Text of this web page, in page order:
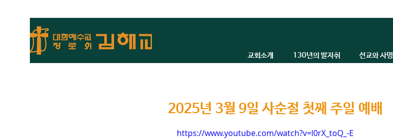
교회소개 130년의 발자취 선교와 사명
2025년 3월 9일 사순절 첫째 주일 예배
https://www.youtube.com/watch?v=l0rX_toQ_-E